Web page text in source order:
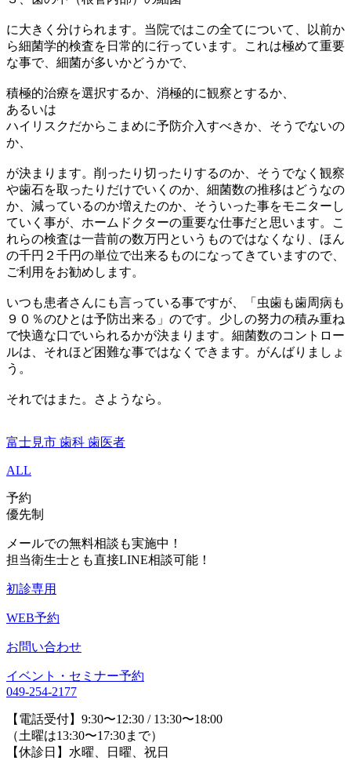
に大きく分けられます。当院ではこの全てについて、以前か
ら細菌学的検査を日常的に行っています。これは極めて重要
な事で、細菌が多いかどうかで、
積極的治療を選択するか、消極的に観察とするか、
あるいは
ハイリスクだからこまめに予防介入すべきか、そうでないの
か、
が決まります。削ったり切ったりするのか、そうでなく観察
や歯石を取ったりだけでいくのか、細菌数の推移はどうなの
か、減っているのか増えたのか、そういった事をモニターし
ていく事が、ホームドクターの重要な仕事だと思います。こ
れらの検査は一昔前の数万円というものではなくなり、ほん
の千円２千円の単位で出来るものになってきていますので、
ご利用をお勧めします。
いつも患者さんにも言っている事ですが、「虫歯も歯周病も
９０％のひとは予防出来る」のです。少しの努力の積み重ね
で快適な口でいられるかが決まります。細菌数のコントロー
ルは、それほど困難な事ではなくできます。がんばりましょ
う。
それではまた。さようなら。
富士見市 歯科 歯医者
ALL
予約
優先制
メールでの無料相談も実施中！
担当衛生士とも直接LINE相談可能！
初診専用
WEB予約
お問い合わせ
イベント・セミナー予約
049-254-2177
【電話受付】9:30〜12:30 / 13:30〜18:00
（土曜は13:30〜17:30まで）
【休診日】水曜、日曜、祝日